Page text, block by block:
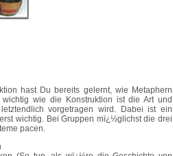
hast Du bereits gelernt, wie Metaphern
wie die Konstruktion ist die Art und
vorgetragen wird. Dabei ist ein
wichtig. Bei Gruppen mï¿½glichst die drei
pacen.